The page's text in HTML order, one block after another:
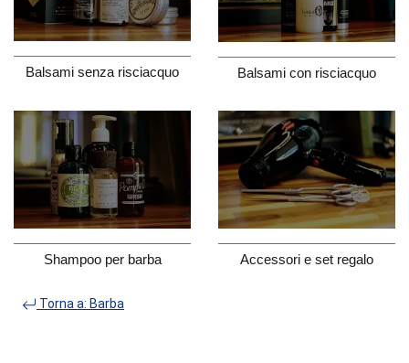
Balsami senza risciacquo Balsami con risciacquo
Shampoo per barba Accessori e set regalo
Torna a: Barba